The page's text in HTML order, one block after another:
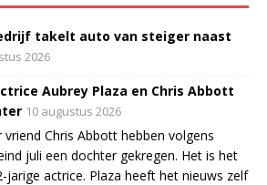
takelt auto van steiger naast
2026
Aubrey Plaza en Chris Abbott
10 augustus 2026
vriend Chris Abbott hebben volgens
juli een dochter gekregen. Het is het
jarige actrice. Plaza heeft het nieuws zelf